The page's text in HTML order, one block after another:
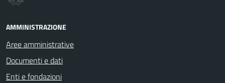
AMMINISTRAZIONE
Aree amministrative
Documenti e dati
Enti e fondazioni